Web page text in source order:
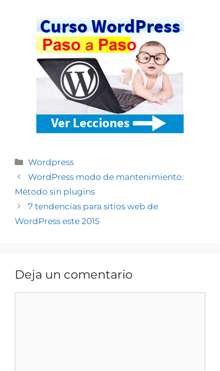
Wordpress
WordPress modo de mantenimiento:
Método sin plugins
7 tendencias para sitios web de
WordPress este 2015
Deja un comentario